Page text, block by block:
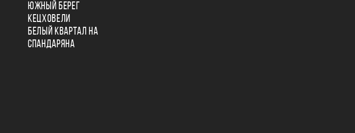
ЮЖНЫЙ БЕРЕГ
КЕЦХОВЕЛИ
БЕЛЫЙ КВАРТАЛ НА
СПАНДАРЯНА